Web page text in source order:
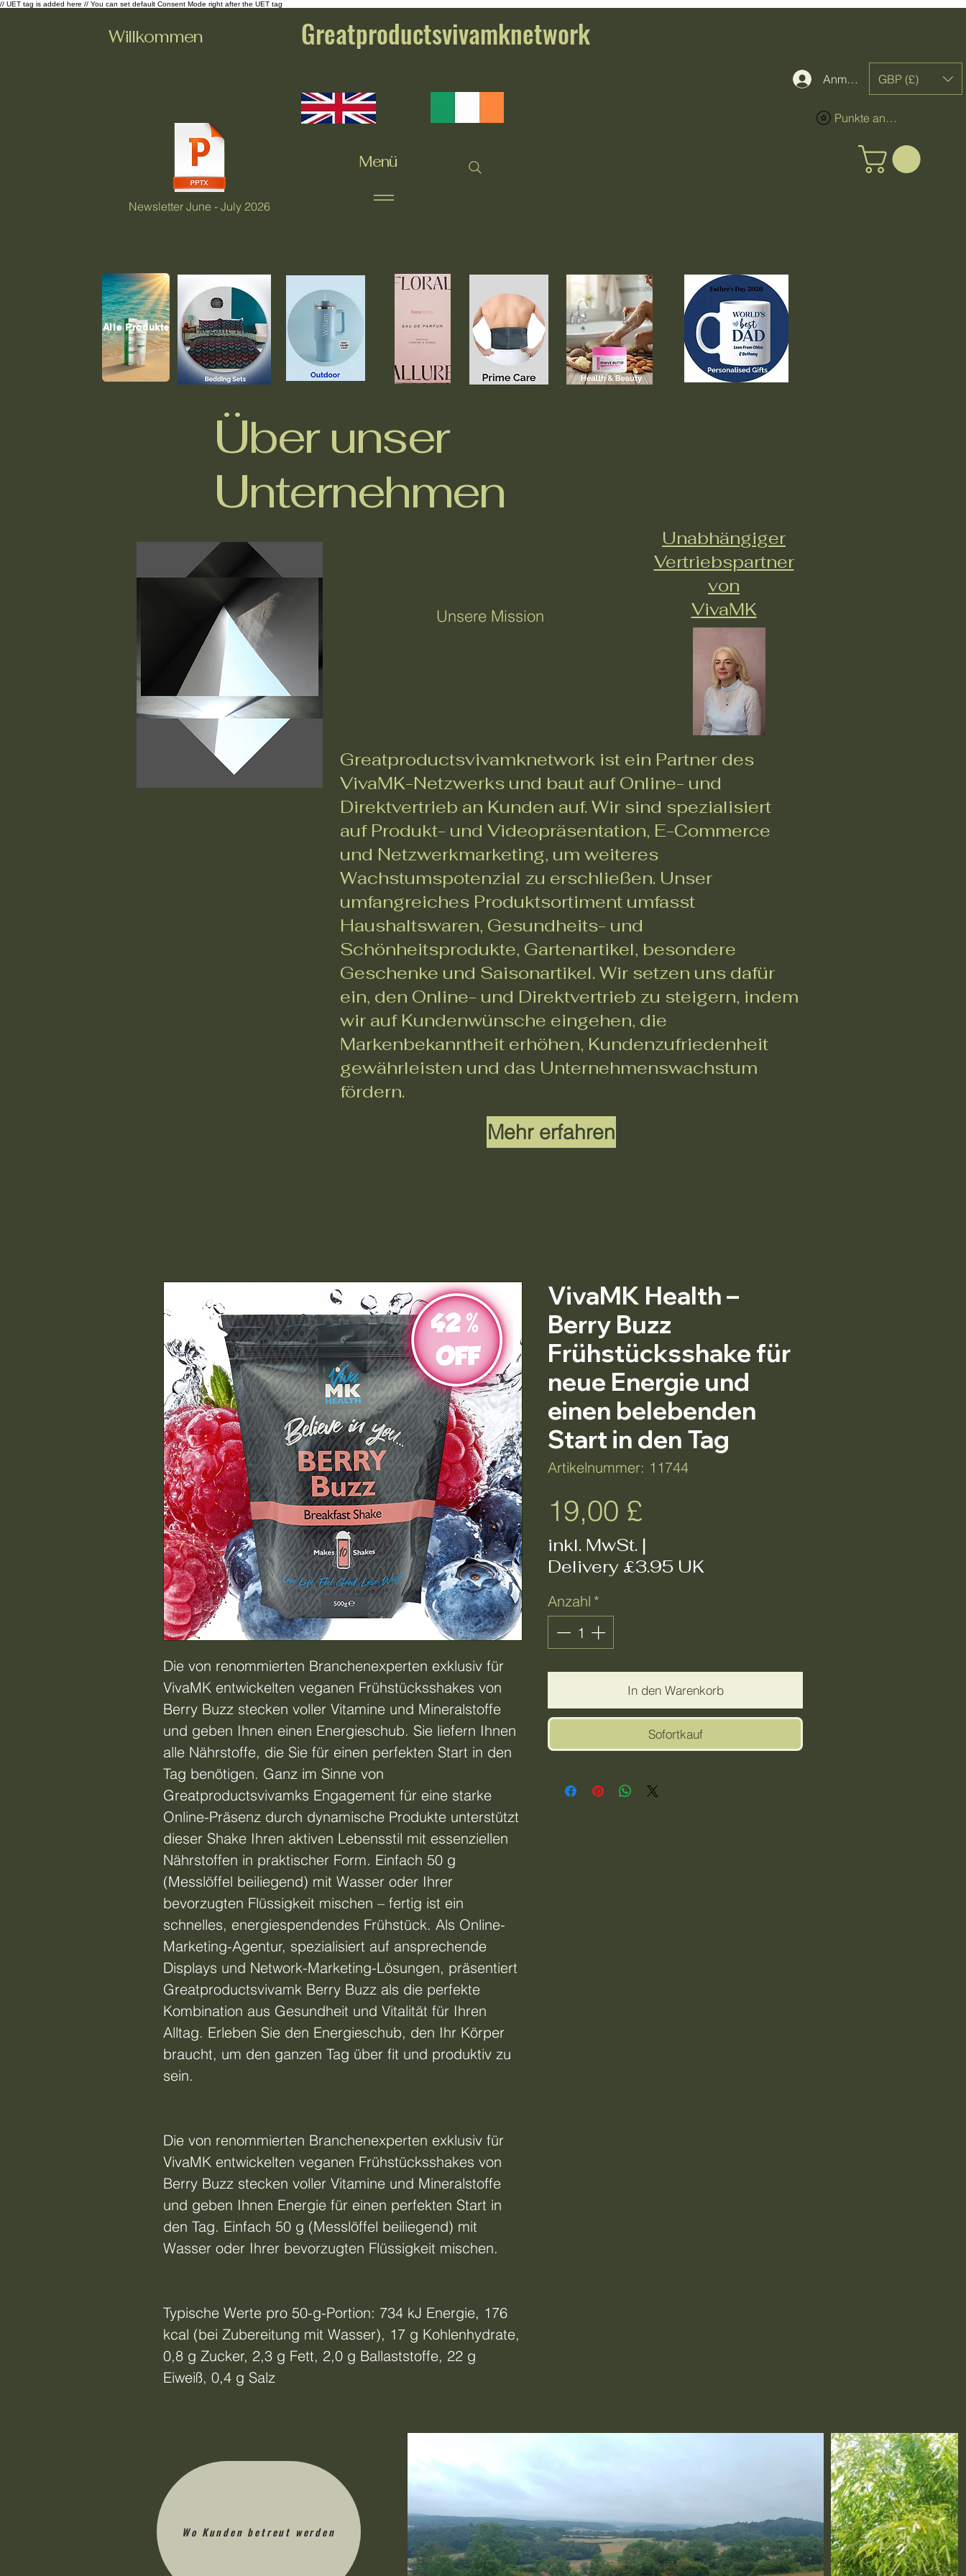
// UET tag is added here // You can set default Consent Mode right after the UET tag
Willkommen
Newsletter June - July 2026
Greatproductsvivamknetwork
Menü
Anmelden GBP (£)
Punkte ansehen
Alle Produkte
Über unser
Unternehmen
Unsere Mission
Unabhängiger
Vertriebspartner
von
VivaMK
Greatproductsvivamknetwork ist ein Partner des
VivaMK-Netzwerks und baut auf Online- und
Direktvertrieb an Kunden auf. Wir sind spezialisiert
auf Produkt- und Videopräsentation, E-Commerce
und Netzwerkmarketing, um weiteres
Wachstumspotenzial zu erschließen. Unser
umfangreiches Produktsortiment umfasst
Haushaltswaren, Gesundheits- und
Schönheitsprodukte, Gartenartikel, besondere
Geschenke und Saisonartikel. Wir setzen uns dafür
ein, den Online- und Direktvertrieb zu steigern, indem
wir auf Kundenwünsche eingehen, die
Markenbekanntheit erhöhen, Kundenzufriedenheit
gewährleisten und das Unternehmenswachstum
fördern.
Mehr erfahren
Die von renommierten Branchenexperten exklusiv für
VivaMK entwickelten veganen Frühstücksshakes von
Berry Buzz stecken voller Vitamine und Mineralstoffe
und geben Ihnen einen Energieschub. Sie liefern Ihnen
alle Nährstoffe, die Sie für einen perfekten Start in den
Tag benötigen. Ganz im Sinne von
Greatproductsvivamks Engagement für eine starke
Online-Präsenz durch dynamische Produkte unterstützt
dieser Shake Ihren aktiven Lebensstil mit essenziellen
Nährstoffen in praktischer Form. Einfach 50 g
(Messlöffel beiliegend) mit Wasser oder Ihrer
bevorzugten Flüssigkeit mischen – fertig ist ein
schnelles, energiespendendes Frühstück. Als Online-
Marketing-Agentur, spezialisiert auf ansprechende
Displays und Network-Marketing-Lösungen, präsentiert
Greatproductsvivamk Berry Buzz als die perfekte
Kombination aus Gesundheit und Vitalität für Ihren
Alltag. Erleben Sie den Energieschub, den Ihr Körper
braucht, um den ganzen Tag über fit und produktiv zu
sein.
Die von renommierten Branchenexperten exklusiv für
VivaMK entwickelten veganen Frühstücksshakes von
Berry Buzz stecken voller Vitamine und Mineralstoffe
und geben Ihnen Energie für einen perfekten Start in
den Tag. Einfach 50 g (Messlöffel beiliegend) mit
Wasser oder Ihrer bevorzugten Flüssigkeit mischen.
Typische Werte pro 50-g-Portion: 734 kJ Energie, 176
kcal (bei Zubereitung mit Wasser), 17 g Kohlenhydrate,
0,8 g Zucker, 2,3 g Fett, 2,0 g Ballaststoffe, 22 g
Eiweiß, 0,4 g Salz
VivaMK Health –
Berry Buzz
Frühstücksshake für
neue Energie und
einen belebenden
Start in den Tag
Artikelnummer: 11744
19,00 £
inkl. MwSt. |
Delivery £3.95 UK
Anzahl *
In den Warenkorb
Sofortkauf
Wo Kunden betreut werden